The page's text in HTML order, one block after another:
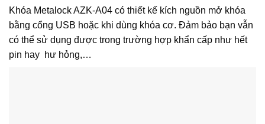
Khóa Metalock AZK-A04 có thiết kế kích nguồn mở khóa
bằng cổng USB hoặc khi dùng khóa cơ. Đảm bảo bạn vẫn
có thể sử dụng được trong trường hợp khẩn cấp như hết
pin hay hư hỏng,…